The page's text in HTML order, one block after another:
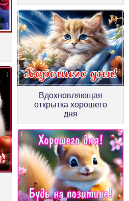
Вдохновляющая
открытка хорошего
дня